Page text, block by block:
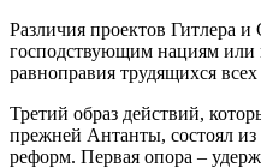
Различия проектов Гитлера
господствующим нациям или
равноправия трудящихся
Третий образ действий,
прежней Антанты, состоял
реформ. Первая опора –